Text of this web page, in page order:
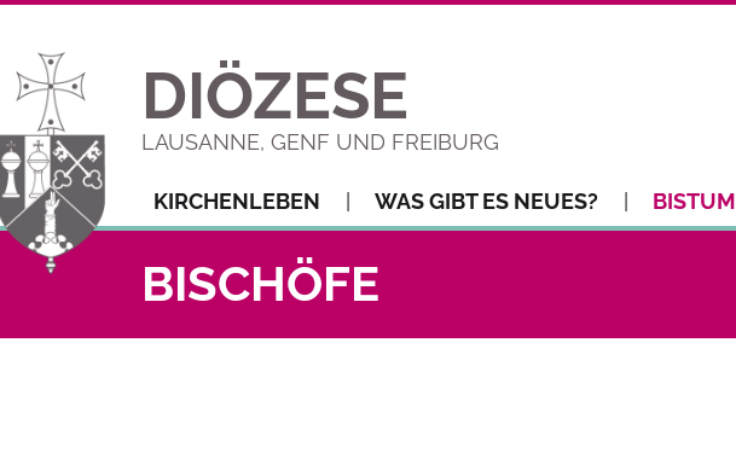
DIÖZESE
LAUSANNE, GENF UND FREIBURG
KIRCHENLEBEN WAS GIBT ES NEUES? BISTUM
BISCHÖFE